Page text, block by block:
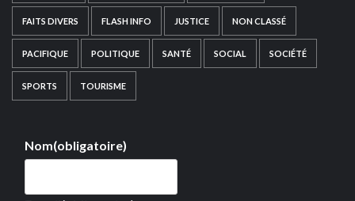
FAITS DIVERS FLASH INFO JUSTICE NON CLASSÉ
PACIFIQUE POLITIQUE SANTÉ SOCIAL SOCIÉTÉ
SPORTS TOURISME
Nom(obligatoire)